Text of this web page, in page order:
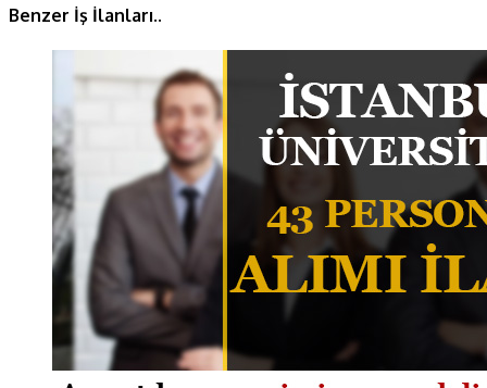
Benzer İş İlanları..